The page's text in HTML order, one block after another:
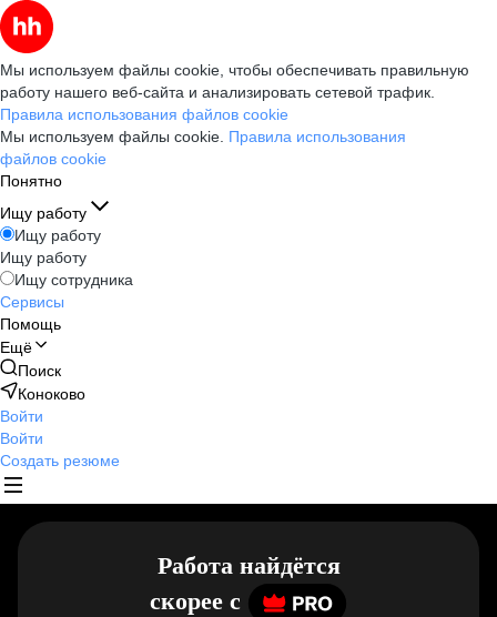
Мы используем файлы cookie, чтобы обеспечивать правильную
работу нашего веб-сайта и анализировать сетевой трафик.
Правила использования файлов cookie
Мы используем файлы cookie. Правила использования
файлов cookie
Понятно
Ищу работу
Ищу работу
Ищу работу
Ищу сотрудника
Сервисы
Помощь
Ещё
Поиск
Коноково
Войти
Войти
Создать резюме
Работа найдётся
скорее c